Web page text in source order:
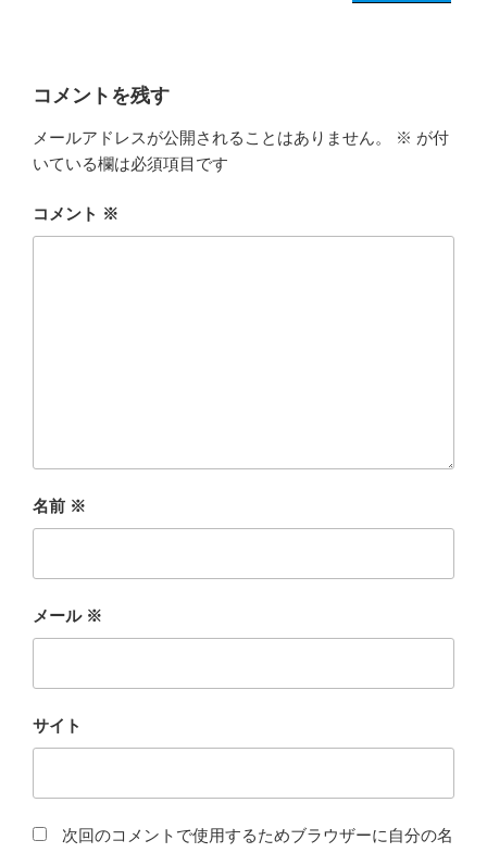
コメントを残す
メールアドレスが公開されることはありません。 ※ が付
いている欄は必須項目です
コメント ※
名前 ※
メール ※
サイト
次回のコメントで使用するためブラウザーに自分の名